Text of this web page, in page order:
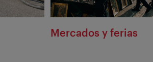
Mercados y ferias